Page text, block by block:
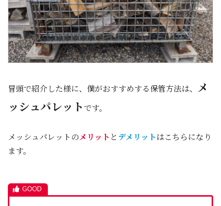
冒頭で紹介した様に、僕がおすすめする保管方法は、
メ
ッシュパレットです。
メッシュパレットのメリット と デメリット はこちらになり
ます。